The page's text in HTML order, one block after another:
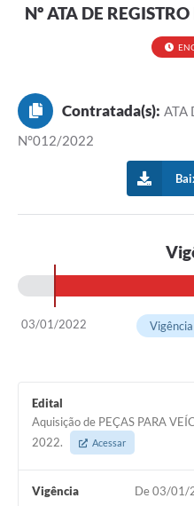
Nº ATA DE
Contratada(s): ATA
N°012/2022
03/01/2022
Edital
Aquisição de PEÇAS PARA
2022.
Acessar
Vigência De 03/01/